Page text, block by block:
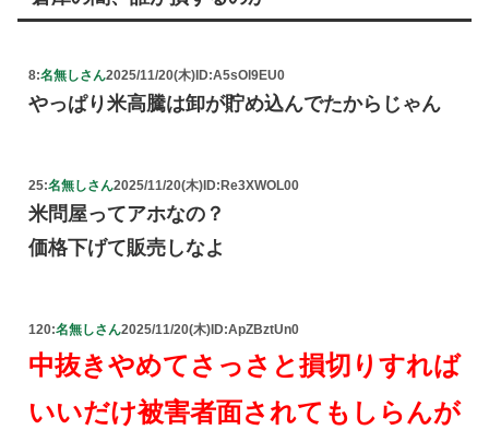
8:名無しさん2025/11/20(木) ID:A5sOl9EU0
やっぱり米高騰は卸が貯め込んでたからじゃん
25:名無しさん2025/11/20(木)ID:Re3XWOL00
米問屋ってアホなの？
価格下げて販売しなよ
120:名無しさん2025/11/20(木)ID:ApZBztUn0
中抜きやめてさっさと損切りすれば
いいだけ被害者面されてもしらんが